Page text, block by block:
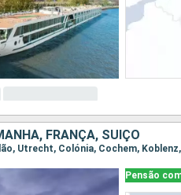
FRANÇA, SUÍÇO
Pensão